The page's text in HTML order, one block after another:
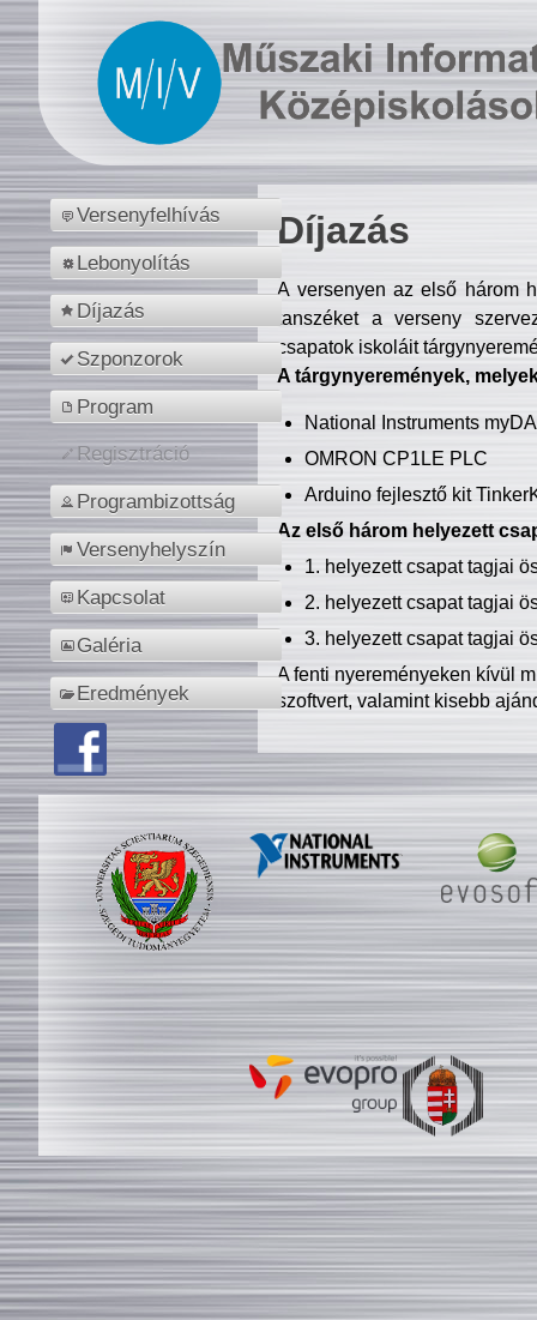
Versenyfelhívás
Lebonyolítás
Díjazás
Szponzorok
Program
Regisztráció
Programbizottság
Versenyhelyszín
Kapcsolat
Galéria
Eredmények
Díjazás
A versenyen az első három
tanszéket a verseny
csapatok iskoláit
A tárgynyeremények,
National Instruments
OMRON CP1LE PLC
Arduino fejlesztő kit
Az első három helyezett
1. helyezett csapat tagjai
2. helyezett csapat tagjai
3. helyezett csapat tagjai
A fenti nyereményeken kívül
szoftvert, valamint kisebb